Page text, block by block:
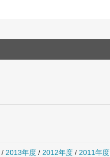
/ 2013年度 / 2012年度 / 2011年度